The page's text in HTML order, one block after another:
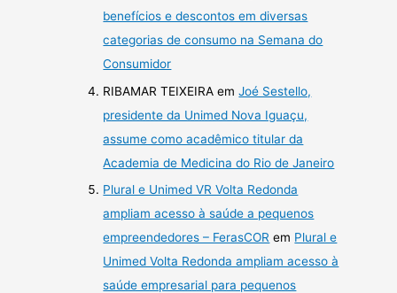
benefícios e descontos em diversas
categorias de consumo na Semana do
Consumidor
RIBAMAR TEIXEIRA emJoé Sestello,
presidente da Unimed Nova Iguaçu,
assume como acadêmico titular da
Academia de Medicina do Rio de Janeiro
Plural e Unimed VR Volta Redonda
ampliam acesso à saúde a pequenos
empreendedores – FerasCOR em Plural e
Unimed Volta Redonda ampliam acesso à
saúde empresarial para pequenos